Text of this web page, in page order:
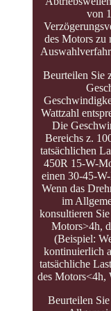
von
des Motors zu
Beurteilen Sie
Wattzahl
Die
Bereichs z.
tatsächlichen
450R 15-W-
einen 30-45-
Wenn das
im
konsultieren
Motors>4h,
(Beispiel:
kontinuierlich
tatsächliche
des Motors<4h,
Beurteilen